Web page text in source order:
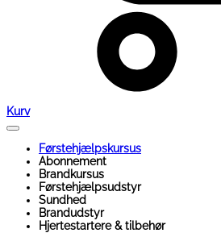
Kurv
Førstehjælpskursus
Abonnement
Brandkursus
Førstehjælpsudstyr
Sundhed
Brandudstyr
Hjertestartere & tilbehør